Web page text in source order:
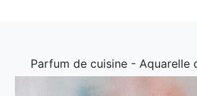
Parfum de cuisine - Aquarelle